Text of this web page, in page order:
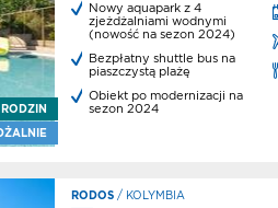
Nowy aquapark z 4
zjeżdżalniami wodnymi
(nowość na sezon 2024)
Bezpłatny shuttle bus na
piaszczystą plażę
Obiekt po modernizacji na
sezon 2024
RODOS / KOLYMBIA